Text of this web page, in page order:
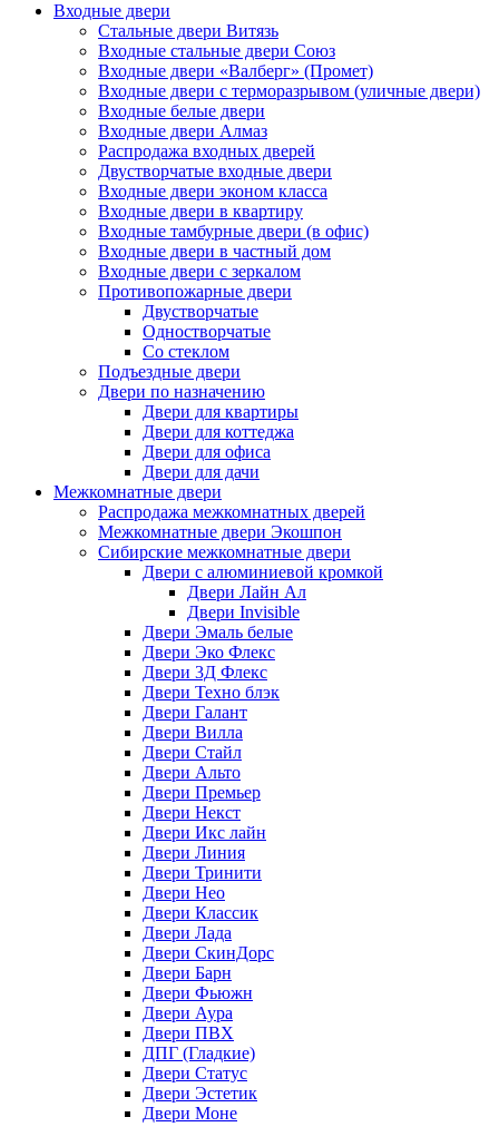
Входные двери
Стальные двери Витязь
Входные стальные двери Союз
Входные двери «Валберг» (Промет)
Входные двери с терморазрывом (уличные двери)
Входные белые двери
Входные двери Алмаз
Распродажа входных дверей
Двустворчатые входные двери
Входные двери эконом класса
Входные двери в квартиру
Входные тамбурные двери (в офис)
Входные двери в частный дом
Входные двери с зеркалом
Противопожарные двери
Двустворчатые
Одностворчатые
Со стеклом
Подъездные двери
Двери по назначению
Двери для квартиры
Двери для коттеджа
Двери для офиса
Двери для дачи
Межкомнатные двери
Распродажа межкомнатных дверей
Межкомнатные двери Экошпон
Сибирские межкомнатные двери
Двери с алюминиевой кромкой
Двери Лайн Ал
Двери Invisible
Двери Эмаль белые
Двери Эко Флекс
Двери 3Д Флекс
Двери Техно блэк
Двери Галант
Двери Вилла
Двери Стайл
Двери Альто
Двери Премьер
Двери Некст
Двери Икс лайн
Двери Линия
Двери Тринити
Двери Нео
Двери Классик
Двери Лада
Двери СкинДорс
Двери Барн
Двери Фьюжн
Двери Аура
Двери ПВХ
ДПГ (Гладкие)
Двери Статус
Двери Эстетик
Двери Моне